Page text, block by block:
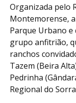
Organizada pelo
Montemorense,
Parque Urbano e
grupo anfitrião,
ranchos
Tazem (Beira
Pedrinha
Regional do